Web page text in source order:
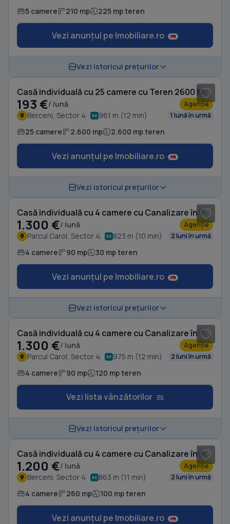
5 camere 210 mp 225 mp teren
Vezi anunțul pe Imobiliare.ro
Vezi istoricul prețurilor
Casă individuală cu 25 camere cu Teren 2600 Mp în Berceni
193 €/ lună Agenție
Berceni, Sector 4 961 m (12 min) 1 lună în urmă
25 camere 2.600 mp 2.600 mp teren
Vezi anunțul pe Imobiliare.ro
Vezi istoricul prețurilor
Casă individuală cu 4 camere cu Canalizare în Parcul Carol
1.300 €/ lună Agenție
Parcul Carol, Sector 4 823 m (10 min) 2 luni în urmă
4 camere 90 mp 30 mp teren
Vezi anunțul pe Imobiliare.ro
Vezi istoricul prețurilor
Casă individuală cu 4 camere cu Canalizare în Parcul Carol
1.300 €/ lună Agenție
Parcul Carol, Sector 4 975 m (12 min) 2 luni în urmă
4 camere 90 mp 120 mp teren
Vezi lista vânzătorilor
Vezi istoricul prețurilor
Casă individuală cu 4 camere cu Canalizare în Berceni
1.200 €/ lună Agenție
Berceni, Sector 4 863 m (11 min) 2 luni în urmă
4 camere 260 mp 100 mp teren
Vezi anunțul pe Imobiliare.ro